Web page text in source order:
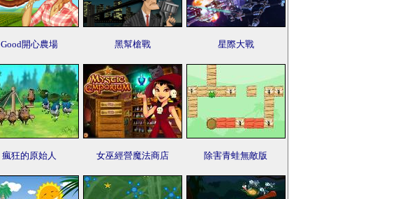
Good開心農場 黑幫槍戰 星際大戰
瘋狂的原始人 女巫經營魔法商店 除害青蛙無敵版